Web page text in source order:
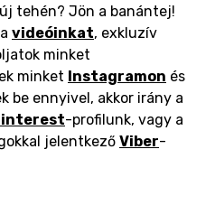
tehén? Jön a banántej!
videóinkat, exkluzív
minket
minket Instagramon és
be ennyivel, akkor irány a
-profilunk, vagy a
jelentkező Viber-